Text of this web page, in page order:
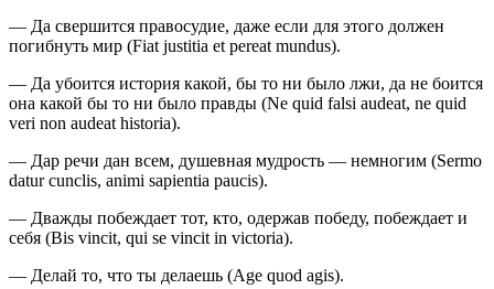
— Да свершится правосудие, даже если для этого должен
погибнуть мир (Fiat justitia et pereat mundus).
— Да убоится история какой, бы то ни было лжи, да не боится
она какой бы то ни было правды (Ne quid falsi audeat, ne quid
veri non audeat historia).
— Дар речи дан всем, душевная мудрость — немногим (Sermo
datur cunclis, animi sapientia paucis).
— Дважды побеждает тот, кто, одержав победу, побеждает и
себя (Bis vincit, qui se vincit in victoria).
— Делай то, что ты делаешь (Age quod agis).